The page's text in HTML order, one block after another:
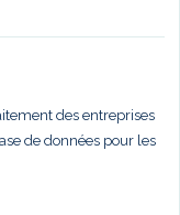
des entreprises
de données pour les